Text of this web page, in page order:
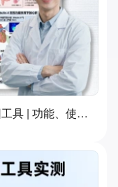
2026年評測的5款最佳生物醫學插圖工具 | 功能、使用場景及選擇指南